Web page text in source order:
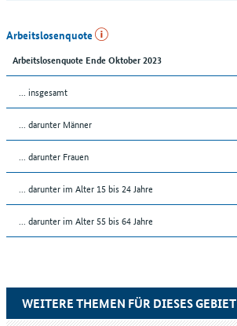
Arbeitslosenquote
Arbeitslosenquote Ende Oktober 2023
... insgesamt
... darunter Männer
... darunter Frauen
... darunter im Alter 15 bis 24 Jahre
... darunter im Alter 55 bis 64 Jahre
WEITERE THEMEN FÜR DIESES GEBIET